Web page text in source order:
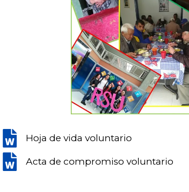
Hoja de vida voluntario
Acta de compromiso voluntario